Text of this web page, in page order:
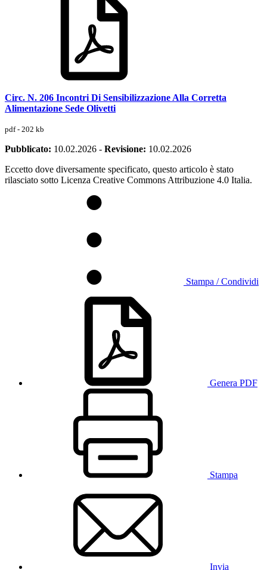
Circ. N. 206 Incontri Di Sensibilizzazione Alla Corretta
Alimentazione Sede Olivetti
pdf - 202 kb
Pubblicato: 10.02.2026 - Revisione: 10.02.2026
Eccetto dove diversamente specificato, questo articolo è stato
rilasciato sotto Licenza Creative Commons Attribuzione 4.0 Italia.
Stampa / Condividi
Genera PDF
Stampa
Invia